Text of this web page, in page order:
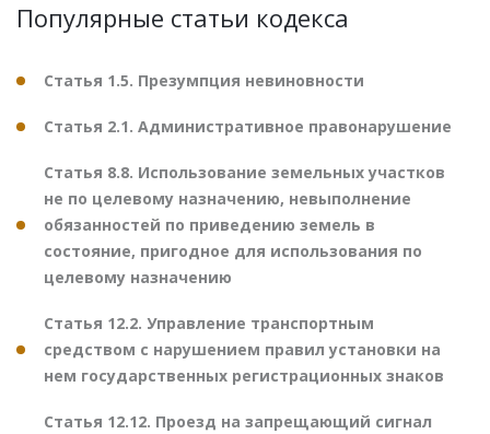
Популярные статьи кодекса
Статья 1.5. Презумпция невиновности
Статья 2.1. Административное правонарушение
Статья 8.8. Использование земельных участков
не по целевому назначению, невыполнение
обязанностей по приведению земель в
состояние, пригодное для использования по
целевому назначению
Статья 12.2. Управление транспортным
средством с нарушением правил установки на
нем государственных регистрационных знаков
Статья 12.12. Проезд на запрещающий сигнал